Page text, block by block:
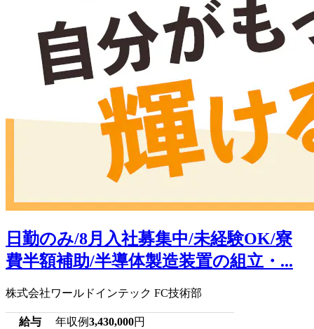
日勤のみ/8月入社募集中/未経験OK/寮
費半額補助/半導体製造装置の組立・...
株式会社ワールドインテック FC技術部
給与 年収例3,430,000円